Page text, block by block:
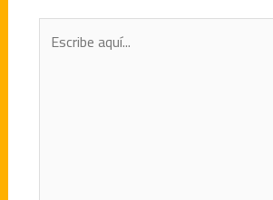
aquí...